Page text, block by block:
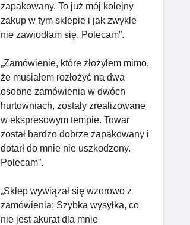
zapakowany. To już mój kolejny
zakup w tym sklepie i jak zwykle
nie zawiodłam się. Polecam”.
„Zamówienie, które złożyłem mimo,
że musiałem rozłożyć na dwa
osobne zamówienia w dwóch
hurtowniach, zostały zrealizowane
w ekspresowym tempie. Towar
został bardzo dobrze zapakowany i
dotarł do mnie nie uszkodzony.
Polecam”.
„Sklep wywiązał się wzorowo z
zamówienia: Szybka wysyłka, co
nie jest akurat dla mnie